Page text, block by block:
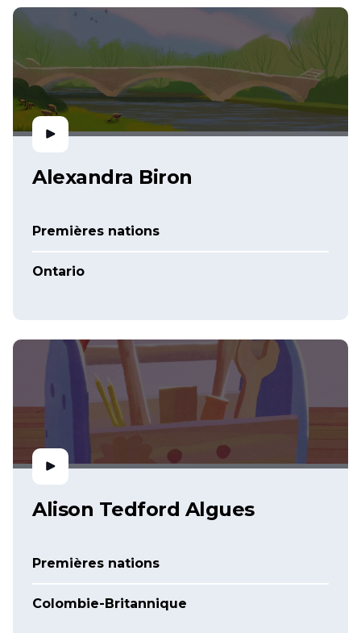
Alexandra Biron
Premières nations
Ontario
Alison Tedford Algues
Premières nations
Colombie-Britannique